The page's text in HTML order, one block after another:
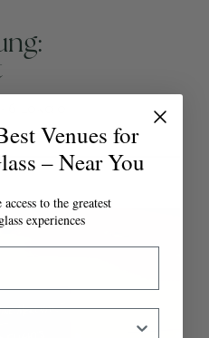
Venues for
– Near You
to the greatest
experiences